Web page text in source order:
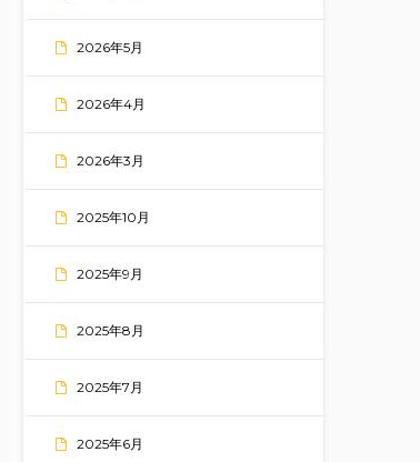
2026年5月
2026年4月
2026年3月
2025年10月
2025年9月
2025年8月
2025年7月
2025年6月